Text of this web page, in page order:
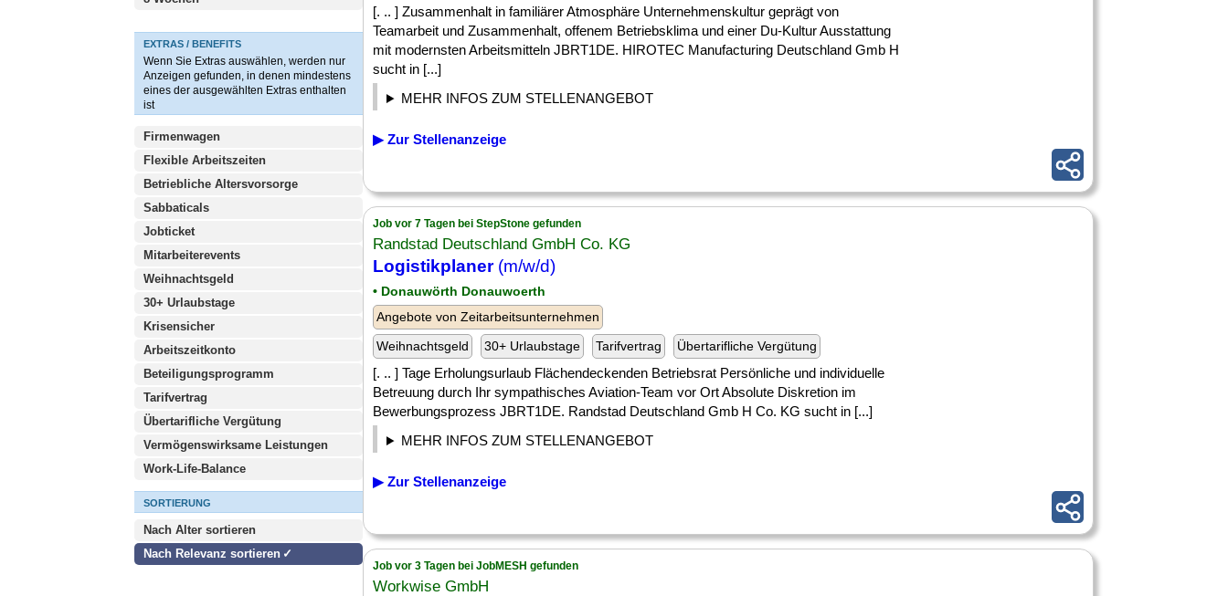
EXTRAS / BENEFITS
Wenn Sie Extras auswählen, werden nur
Anzeigen gefunden, in denen mindestens
eines der ausgewählten Extras enthalten
ist
Firmenwagen
Flexible Arbeitszeiten
Betriebliche Altersvorsorge
Sabbaticals
Jobticket
Mitarbeiterevents
Weihnachtsgeld
30+ Urlaubstage
Krisensicher
Arbeitszeitkonto
Beteiligungsprogramm
Tarifvertrag
Übertarifliche Vergütung
Vermögenswirksame Leistungen
Work-Life-Balance
SORTIERUNG
Nach Alter sortieren
Nach Relevanz sortieren
[. .. ] Zusammenhalt in familiärer Atmosphäre Unternehmenskultur geprägt von
Teamarbeit und Zusammenhalt, offenem Betriebsklima und einer Du-Kultur Ausstattung
mit modernsten Arbeitsmitteln JBRT1DE. HIROTEC Manufacturing Deutschland Gmb H
sucht in [...]
MEHR INFOS ZUM STELLENANGEBOT
▶ Zur Stellenanzeige
Job vor 7 Tagen bei StepStone gefunden
Randstad Deutschland GmbH Co. KG
Logistikplaner(m/w/d)
• Donauwörth Donauwoerth
Angebote von Zeitarbeitsunternehmen
Weihnachtsgeld
30+ Urlaubstage Tarifvertrag Übertarifliche Vergütung
[. .. ] Tage Erholungsurlaub Flächendeckenden Betriebsrat Persönliche und individuelle
Betreuung durch Ihr sympathisches Aviation-Team vor Ort Absolute Diskretion im
Bewerbungsprozess JBRT1DE. Randstad Deutschland Gmb H Co. KG sucht in [...]
MEHR INFOS ZUM STELLENANGEBOT
▶ Zur Stellenanzeige
Job vor 3 Tagen bei JobMESH gefunden
Workwise GmbH